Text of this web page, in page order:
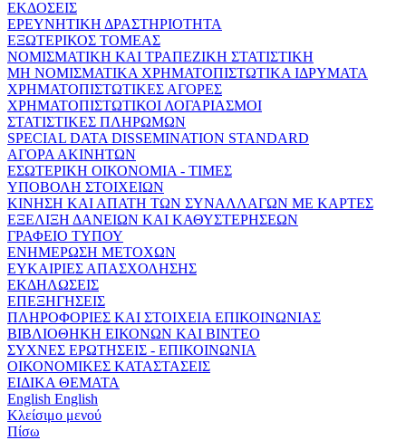
ΕΚΔΟΣΕΙΣ
ΕΡΕΥΝΗΤΙΚΗ ΔΡΑΣΤΗΡΙΟΤΗΤΑ
ΕΞΩΤΕΡΙΚΟΣ ΤΟΜΕΑΣ
ΝΟΜΙΣΜΑΤΙΚΗ ΚΑΙ ΤΡΑΠΕΖΙΚΗ ΣΤΑΤΙΣΤΙΚΗ
ΜΗ ΝΟΜΙΣΜΑΤΙΚΑ ΧΡΗΜΑΤΟΠΙΣΤΩΤΙΚΑ ΙΔΡΥΜΑΤΑ
ΧΡΗΜΑΤΟΠΙΣΤΩΤΙΚΕΣ ΑΓΟΡΕΣ
ΧΡΗΜΑΤΟΠΙΣΤΩΤΙΚΟΙ ΛΟΓΑΡΙΑΣΜΟΙ
ΣΤΑΤΙΣΤΙΚΕΣ ΠΛΗΡΩΜΩΝ
SPECIAL DATA DISSEMINATION STANDARD
ΑΓΟΡΑ ΑΚΙΝΗΤΩΝ
ΕΣΩΤΕΡΙΚΗ ΟΙΚΟΝΟΜΙΑ - ΤΙΜΕΣ
ΥΠΟΒΟΛΗ ΣΤΟΙΧΕΙΩΝ
ΚΙΝΗΣΗ ΚΑΙ ΑΠΑΤΗ ΤΩΝ ΣΥΝΑΛΛΑΓΩΝ ΜΕ ΚΑΡΤΕΣ
ΕΞΕΛΙΞΗ ΔΑΝΕΙΩΝ ΚΑΙ ΚΑΘΥΣΤΕΡΗΣΕΩΝ
ΓΡΑΦΕΙΟ ΤΥΠΟΥ
ΕΝΗΜΕΡΩΣΗ ΜΕΤΟΧΩΝ
ΕΥΚΑΙΡΙΕΣ ΑΠΑΣΧΟΛΗΣΗΣ
ΕΚΔΗΛΩΣΕΙΣ
ΕΠΕΞΗΓΗΣΕΙΣ
ΠΛΗΡΟΦΟΡΙΕΣ ΚΑΙ ΣΤΟΙΧΕΙΑ ΕΠΙΚΟΙΝΩΝΙΑΣ
ΒΙΒΛΙΟΘΗΚΗ ΕΙΚΟΝΩΝ ΚΑΙ ΒΙΝΤΕΟ
ΣΥΧΝΕΣ ΕΡΩΤΗΣΕΙΣ - ΕΠΙΚΟΙΝΩΝΙΑ
ΟΙΚΟΝΟΜΙΚΕΣ ΚΑΤΑΣΤΑΣΕΙΣ
ΕΙΔΙΚΑ ΘΕΜΑΤΑ
English English
Κλείσιμο μενού
Πίσω